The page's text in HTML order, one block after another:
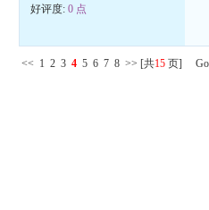
好评度:0 点
<< 1 2 3 4 5 6 7 8 >> [共15 页] Go